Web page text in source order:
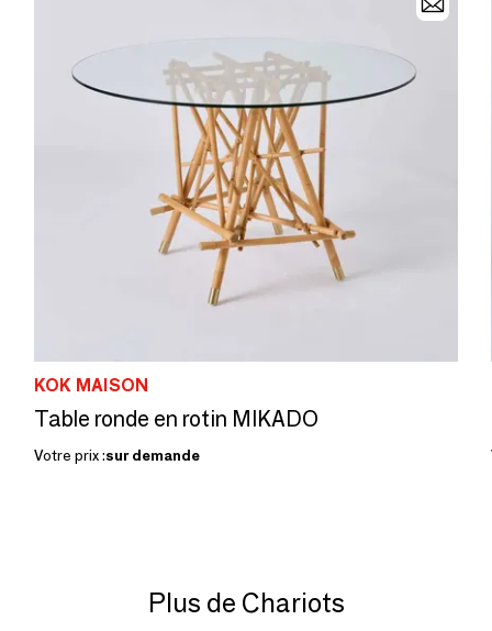
KOK MAISON
Table ronde en rotin MIKADO
Votre prix :sur demande
Plus de Chariots